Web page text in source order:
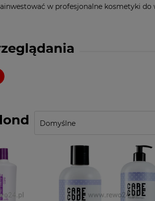
w profesjonalne kosmetyki do